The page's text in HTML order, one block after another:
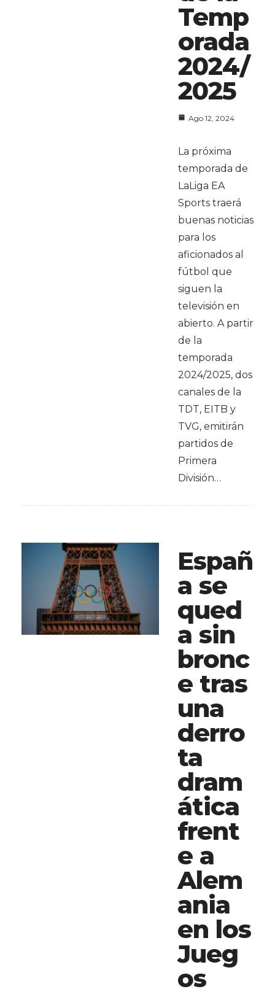
Temp
orada
2024/
2025
Ago 12, 2024
La próxima
temporada de
LaLiga EA
Sports traerá
buenas noticias
para los
aficionados al
fútbol que
siguen la
televisión en
abierto. A partir
de la
temporada
2024/2025, dos
canales de la
TDT, EITB y
TVG, emitirán
partidos de
Primera
División…
Españ
a se
qued
a sin
bronc
e tras
una
derro
ta
dram
ática
frent
e a
Alem
ania
en los
Jueg
os